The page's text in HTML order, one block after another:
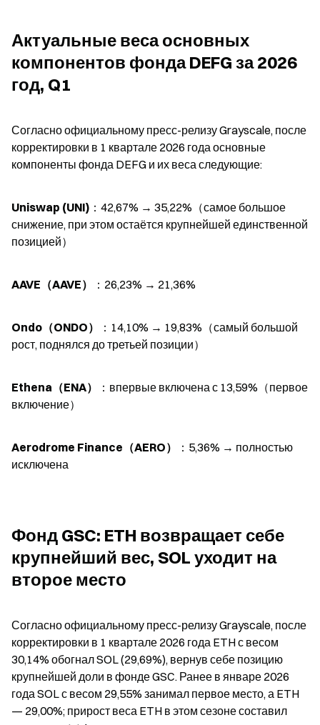
Актуальные веса основных
компонентов фонда DEFG за 2026
год, Q1
Согласно официальному пресс-релизу Grayscale, после
корректировки в 1 квартале 2026 года основные
компоненты фонда DEFG и их веса следующие:
Uniswap (UNI) ：42,67% → 35,22%（самое большое
снижение, при этом остаётся крупнейшей единственной
позицией）
AAVE（AAVE） ：26,23% → 21,36%
Ondo（ONDO）
：14,10% → 19,83%（самый большой
рост, поднялся до третьей позиции）
Ethena（ENA）
：впервые включена с 13,59%（первое
включение）
Aerodrome Finance（AERO）
：5,36% → полностью
исключена
Фонд GSC: ETH возвращает себе
крупнейший вес, SOL уходит на
второе место
Согласно официальному пресс-релизу Grayscale, после
корректировки в 1 квартале 2026 года ETH с весом
30,14% обогнал SOL (29,69%), вернув себе позицию
крупнейшей доли в фонде GSC. Ранее в январе 2026
года SOL с весом 29,55% занимал первое место, а ETH
— 29,00%; прирост веса ETH в этом сезоне составил